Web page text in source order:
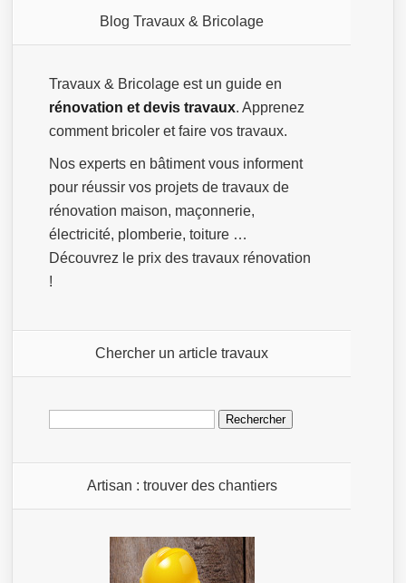
Blog Travaux & Bricolage
Travaux & Bricolage est un guide en
rénovation et devis travaux. Apprenez
comment bricoler et faire vos travaux.
Nos experts en bâtiment vous informent
pour réussir vos projets de travaux de
rénovation maison, maçonnerie,
électricité, plomberie, toiture …
Découvrez le prix des travaux rénovation
!
Chercher un article travaux
Rechercher :
Artisan : trouver des chantiers